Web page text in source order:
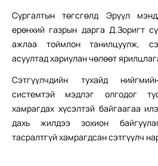
Сургалтын төгсгөлд Эрүүл
ерөнхий газрын дарга Д.Зоригт
ажлаа тоймлон танилцуулж,
асуултад хариулан чөлөөт
Сэтгүүлчдийн тухайд
системтэй мэдлэг олгодог
хамрагдах хүсэлтэй байгаагаа
дахь жилдээ зохион
тасралтгүй хамрагдсан сэтгүүлч